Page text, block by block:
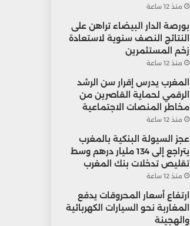
منذ 12 ساعة
بورصة الدار البيضاء تراهن على
النتائج النصف سنوية لاستعادة
زخم المستثمرين
منذ 12 ساعة
المغرب يدرس إقرار سن الرشد
الرقمي لحماية القاصرين من
مخاطر المنصات الاجتماعية
منذ 12 ساعة
عجز السيولة البنكية بالمغرب
يتراجع إلى 134 مليار درهم وسط
تقليص تدخلات بنك المغرب
منذ 12 ساعة
ارتفاع أسعار المحروقات يدفع
المغاربة نحو السيارات الكهربائية
والهجينة